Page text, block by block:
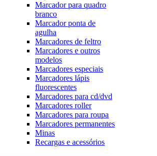
Marcador para quadro
branco
Marcador ponta de
agulha
Marcadores de feltro
Marcadores e outros
modelos
Marcadores especiais
Marcadores lápis
fluorescentes
Marcadores para cd/dvd
Marcadores roller
Marcadores para roupa
Marcadores permanentes
Minas
Recargas e acessórios